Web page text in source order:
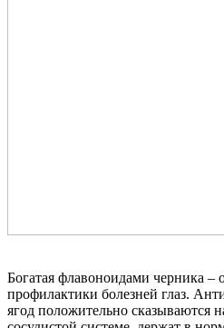
Богатая флавоноидами черника –
профилактики болезней глаз.
ягод положительно сказываются